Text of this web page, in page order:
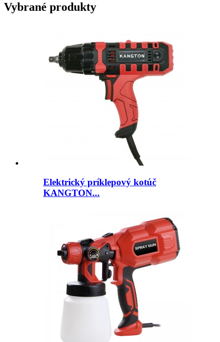
Vybrané produkty
Elektrický príklepový kotúč
KANGTON...